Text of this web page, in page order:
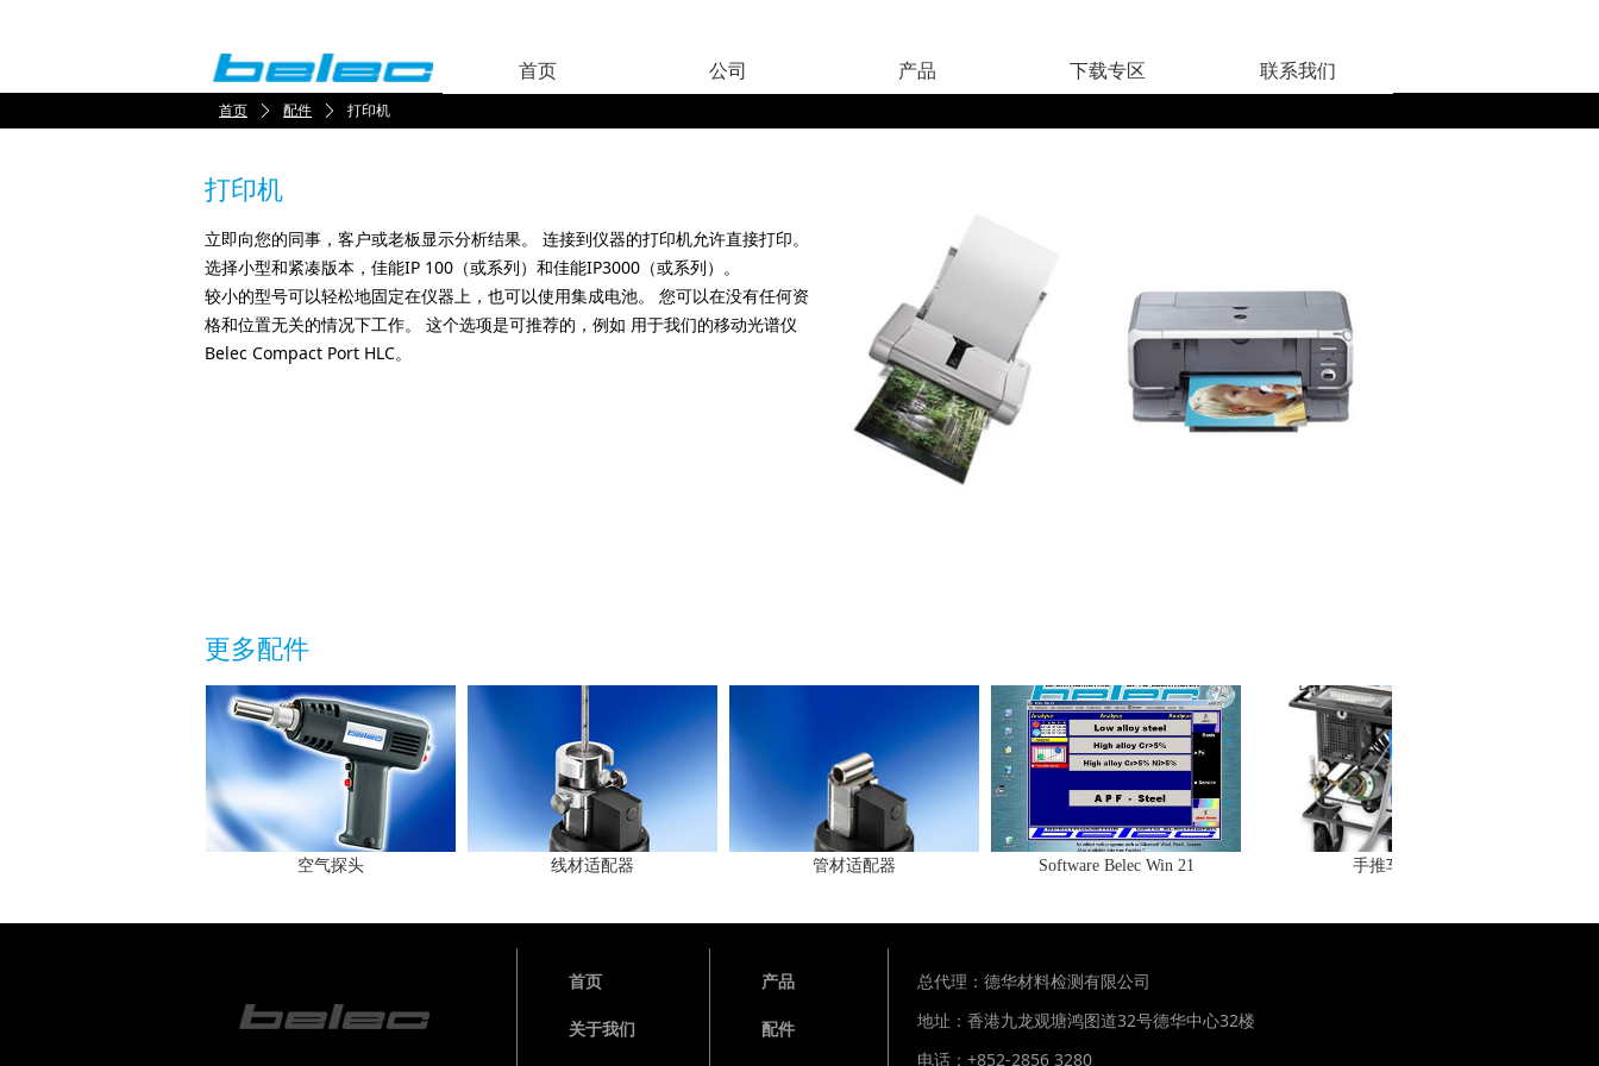
首页 公司 产品 下载专区 联系我们
首页 ꄲ 配件 ꄲ 打印机
打印机
立即向您的同事，客户或老板显示分析结果。 连接到仪器的打印机允许直接打印。
选择小型和紧凑版本，佳能IP 100（或系列）和佳能IP3000（或系列）。
较小的型号可以轻松地固定在仪器上，也可以使用集成电池。 您可以在没有任何资
格和位置无关的情况下工作。 这个选项是可推荐的，例如 用于我们的移动光谱仪
Belec Compact Port HLC。
更多配件
空气探头 线材适配器 管材适配器 Software Belec Win 21 手推车
首页
关于我们
产品
配件
总代理：德华材料检测有限公司
地址：香港九龙观塘鸿图道32号德华中心32楼
电话：+852-2856 3280